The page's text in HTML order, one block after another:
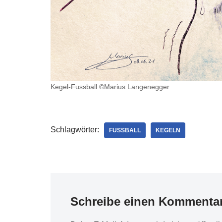
Kegel-Fussball ©Marius Langenegger
Schlagwörter: FUSSBALL KEGELN
Schreibe einen